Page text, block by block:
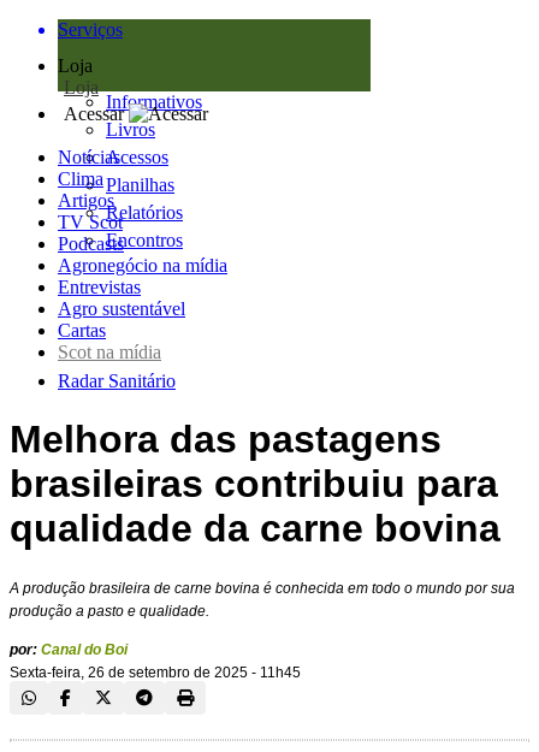
Serviços
Loja
Loja
Informativos
Livros
Acessos
Planilhas
Relatórios
Encontros
Acessar
Notícias
Clima
Artigos
TV Scot
Podcasts
Agronegócio na mídia
Entrevistas
Agro sustentável
Cartas
Scot na mídia
Radar Sanitário
Melhora das pastagens
brasileiras contribuiu para
qualidade da carne bovina
A produção brasileira de carne bovina é conhecida em todo o mundo por sua
produção a pasto e qualidade.
por: Canal do Boi
Sexta-feira, 26 de setembro de 2025 - 11h45